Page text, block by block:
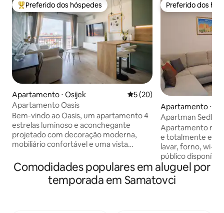
Entre os melhores preferidos dos hóspedes
Preferido dos hóspedes
Apartamento ⋅ Osijek 5 de uma avaliação média
5 (20)
Apartamento Oasis
Bem-vindo ao Oasis, um apartamento 4
estrelas luminoso e aconchegante
projetado com decoração moderna,
mobiliário confortável e uma vista
espaçosa área de estar, uma cozinha
totalmente equipada e um elegante
banheiro com chuveiro e máquina de
Preferido dos
Preferido dos
Apartamento ⋅
Apartman Sedlar
Apartamento
e totalmente
lavar, forno, wi-
público
velha) e a ponte
minutos de carro
estação de
Comodidades populares em aluguel por
temporada em Samatovci